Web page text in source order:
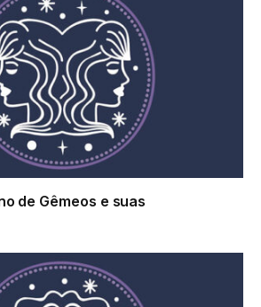
de Gêmeos e suas